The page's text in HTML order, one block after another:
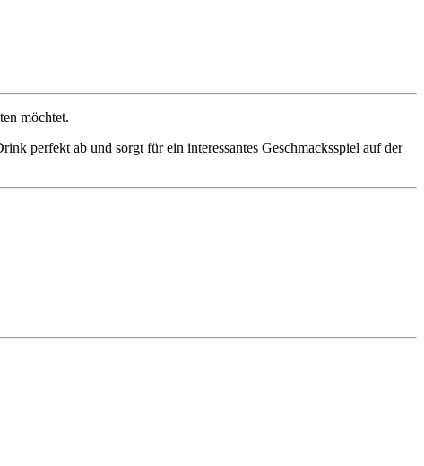
möchtet.
perfekt ab und sorgt für ein interessantes Geschmacksspiel auf der